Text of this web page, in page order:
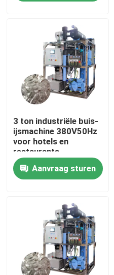
VR-show
Over ons
Kwaliteitscontrole
Neem contact met ons op
Vraag een offerte
Buismachine
grote kubus-ijsmachine
3 ton industriële buis-
ijsmachine 380V50Hz
voor hotels en
restaurants
Aanvraag sturen